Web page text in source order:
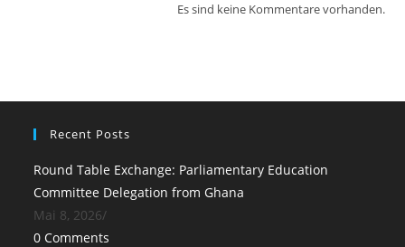
Es sind keine Kommentare vorhanden.
Recent Posts
Round Table Exchange: Parliamentary Education
Committee Delegation from Ghana
Mai 8, 2026/
0 Comments